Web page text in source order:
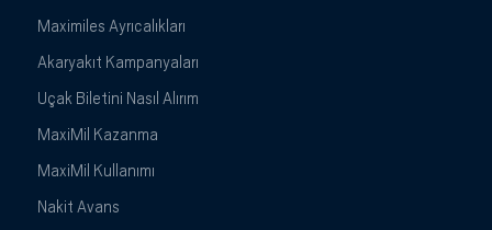
Maximiles Ayrıcalıkları
Akaryakıt Kampanyaları
Uçak Biletini Nasıl Alırım
MaxiMil Kazanma
MaxiMil Kullanımı
Nakit Avans